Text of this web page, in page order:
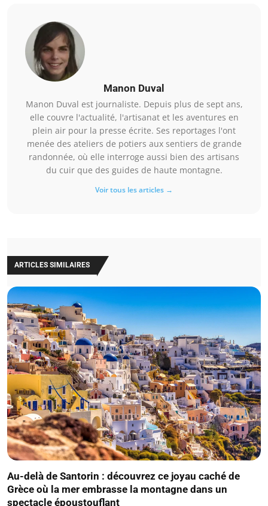
Manon Duval
Manon Duval est journaliste. Depuis plus de sept ans,
elle couvre l'actualité, l'artisanat et les aventures en
plein air pour la presse écrite. Ses reportages l'ont
menée des ateliers de potiers aux sentiers de grande
randonnée, où elle interroge aussi bien des artisans
du cuir que des guides de haute montagne.
Voir tous les articles →
ARTICLES SIMILAIRES
Au-delà de Santorin : découvrez ce joyau caché de
Grèce où la mer embrasse la montagne dans un
spectacle époustouflant